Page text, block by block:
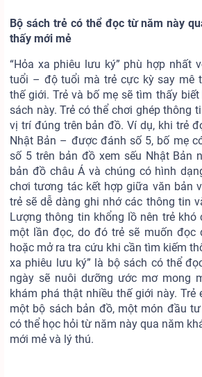
Bộ sách trẻ có thể đọc từ năm này
thấy mới mẻ
“Hỏa xa phiêu lưu ký” phù hợp nhất
tuổi – độ tuổi mà trẻ cực kỳ say mê
thế giới. Trẻ và bố mẹ sẽ tìm thấy
sách này. Trẻ có thể chơi ghép thông
vị trí đúng trên bản đồ. Ví dụ, khi trẻ
Nhật Bản – được đánh số 5, bố mẹ
số 5 trên bản đồ xem sếu Nhật Bản
bản đồ châu Á và chúng có hình
chơi tương tác kết hợp giữa văn bản
trẻ sẽ dễ dàng ghi nhớ các thông tin
Lượng thông tin khổng lồ nên trẻ khó
một lần đọc, do đó trẻ sẽ muốn đọc
hoặc mở ra tra cứu khi cần tìm kiếm
xa phiêu lưu ký” là bộ sách có thể
ngày sẽ nuôi dưỡng ước mơ mong
khám phá thật nhiều thế giới này. Trẻ
một bộ sách bản đồ, một món đầu
có thể học hỏi từ năm này qua năm
mới mẻ và lý thú.